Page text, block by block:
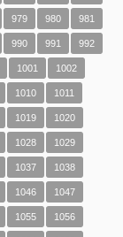
979 980 981
990 991 992
1001 1002
1010 1011
1019 1020
1028 1029
1037 1038
1046 1047
1055 1056